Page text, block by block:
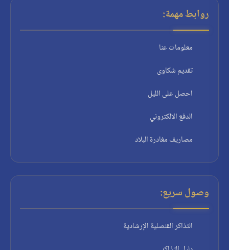
روابط مهمة:
معلومات عنا
تقديم شكاوى
احصل على الليل
الدفع الالكتروني
مصاريف مغادرة البلاد
وصول سريع:
التذاكر القنصلية الإرشادية